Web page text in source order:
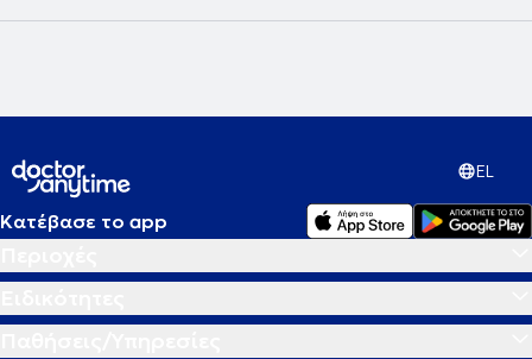
EL
Κατέβασε το app